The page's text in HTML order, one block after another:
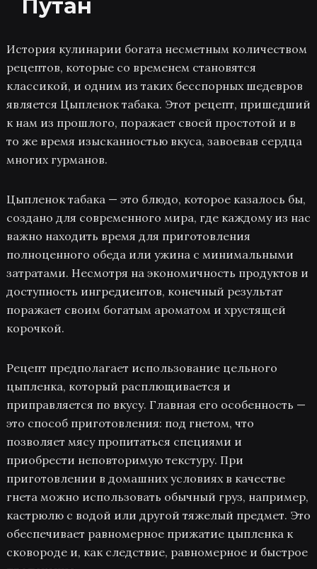
Путан
История кулинарии богата несметным количеством
рецептов, которые со временем становятся
классикой, и одним из таких бесспорных шедевров
является Цыпленок табака. Этот рецепт, пришедший
к нам из прошлого, поражает своей простотой и в
то же время изысканностью вкуса, завоевав сердца
многих гурманов.
Цыпленок табака — это блюдо, которое казалось бы,
создано для современного мира, где каждому из нас
важно находить время для приготовления
полноценного обеда или ужина с минимальными
затратами. Несмотря на экономичность продуктов и
доступность ингредиентов, конечный результат
поражает своим богатым ароматом и хрустящей
корочкой.
Рецепт предполагает использование цельного
цыпленка, который расплющивается и
приправляется по вкусу. Главная его особенность —
это способ приготовления: под гнетом, что
позволяет мясу пропитаться специями и
приобрести неповторимую текстуру. При
приготовлении в домашних условиях в качестве
гнета можно использовать обычный груз, например,
кастрюлю с водой или другой тяжелый предмет. Это
обеспечивает равномерное прижатие цыпленка к
сковороде и, как следствие, равномерное и быстрое